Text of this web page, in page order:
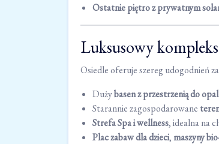
Ostatnie piętro z prywatnym
Luksusowy
Osiedle oferuje szereg udogodnień
Dużybasen z przestrzenią do
Starannie zagospodarowane
Strefa Spa i wellness, idealna na
Plac zabaw dla dzieci,maszyny